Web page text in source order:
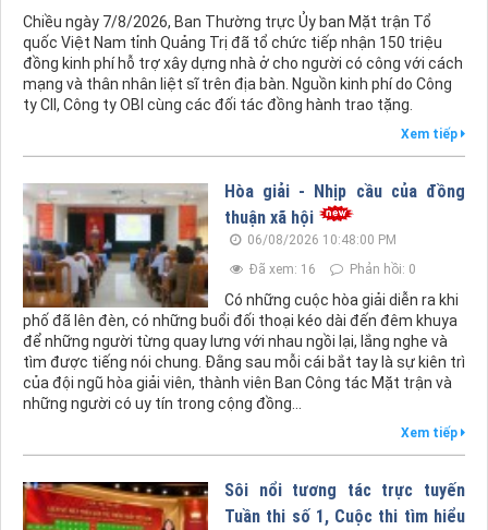
Chiều ngày 7/8/2026, Ban Thường trực Ủy ban Mặt trận Tổ
quốc Việt Nam tỉnh Quảng Trị đã tổ chức tiếp nhận 150 triệu
đồng kinh phí hỗ trợ xây dựng nhà ở cho người có công với cách
mạng và thân nhân liệt sĩ trên địa bàn. Nguồn kinh phí do Công
ty CII, Công ty OBI cùng các đối tác đồng hành trao tặng.
Xem tiếp
Hòa giải - Nhịp cầu của đồng
thuận xã hội
06/08/2026 10:48:00 PM
Đã xem: 16
Phản hồi: 0
Có những cuộc hòa giải diễn ra khi
phố đã lên đèn, có những buổi đối thoại kéo dài đến đêm khuya
để những người từng quay lưng với nhau ngồi lại, lắng nghe và
tìm được tiếng nói chung. Đằng sau mỗi cái bắt tay là sự kiên trì
của đội ngũ hòa giải viên, thành viên Ban Công tác Mặt trận và
những người có uy tín trong cộng đồng...
Xem tiếp
Sôi nổi tương tác trực tuyến
Tuần thi số 1, Cuộc thi tìm hiểu